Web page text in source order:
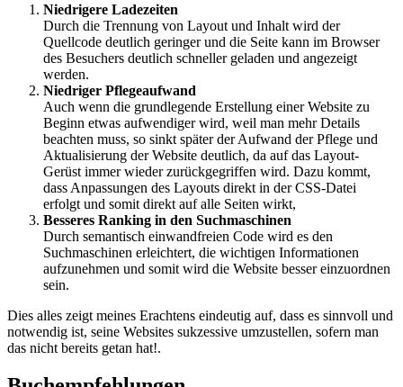
Niedrigere Ladezeiten
Durch die Trennung von Layout und Inhalt wird der
Quellcode deutlich geringer und die Seite kann im Browser
des Besuchers deutlich schneller geladen und angezeigt
werden.
Niedriger Pflegeaufwand
Auch wenn die grundlegende Erstellung einer Website zu
Beginn etwas aufwendiger wird, weil man mehr Details
beachten muss, so sinkt später der Aufwand der Pflege und
Aktualisierung der Website deutlich, da auf das Layout-
Gerüst immer wieder zurückgegriffen wird. Dazu kommt,
dass Anpassungen des Layouts direkt in der CSS-Datei
erfolgt und somit direkt auf alle Seiten wirkt,
Besseres Ranking in den Suchmaschinen
Durch semantisch einwandfreien Code wird es den
Suchmaschinen erleichtert, die wichtigen Informationen
aufzunehmen und somit wird die Website besser einzuordnen
sein.
Dies alles zeigt meines Erachtens eindeutig auf, dass es sinnvoll und
notwendig ist, seine Websites sukzessive umzustellen, sofern man
das nicht bereits getan hat!.